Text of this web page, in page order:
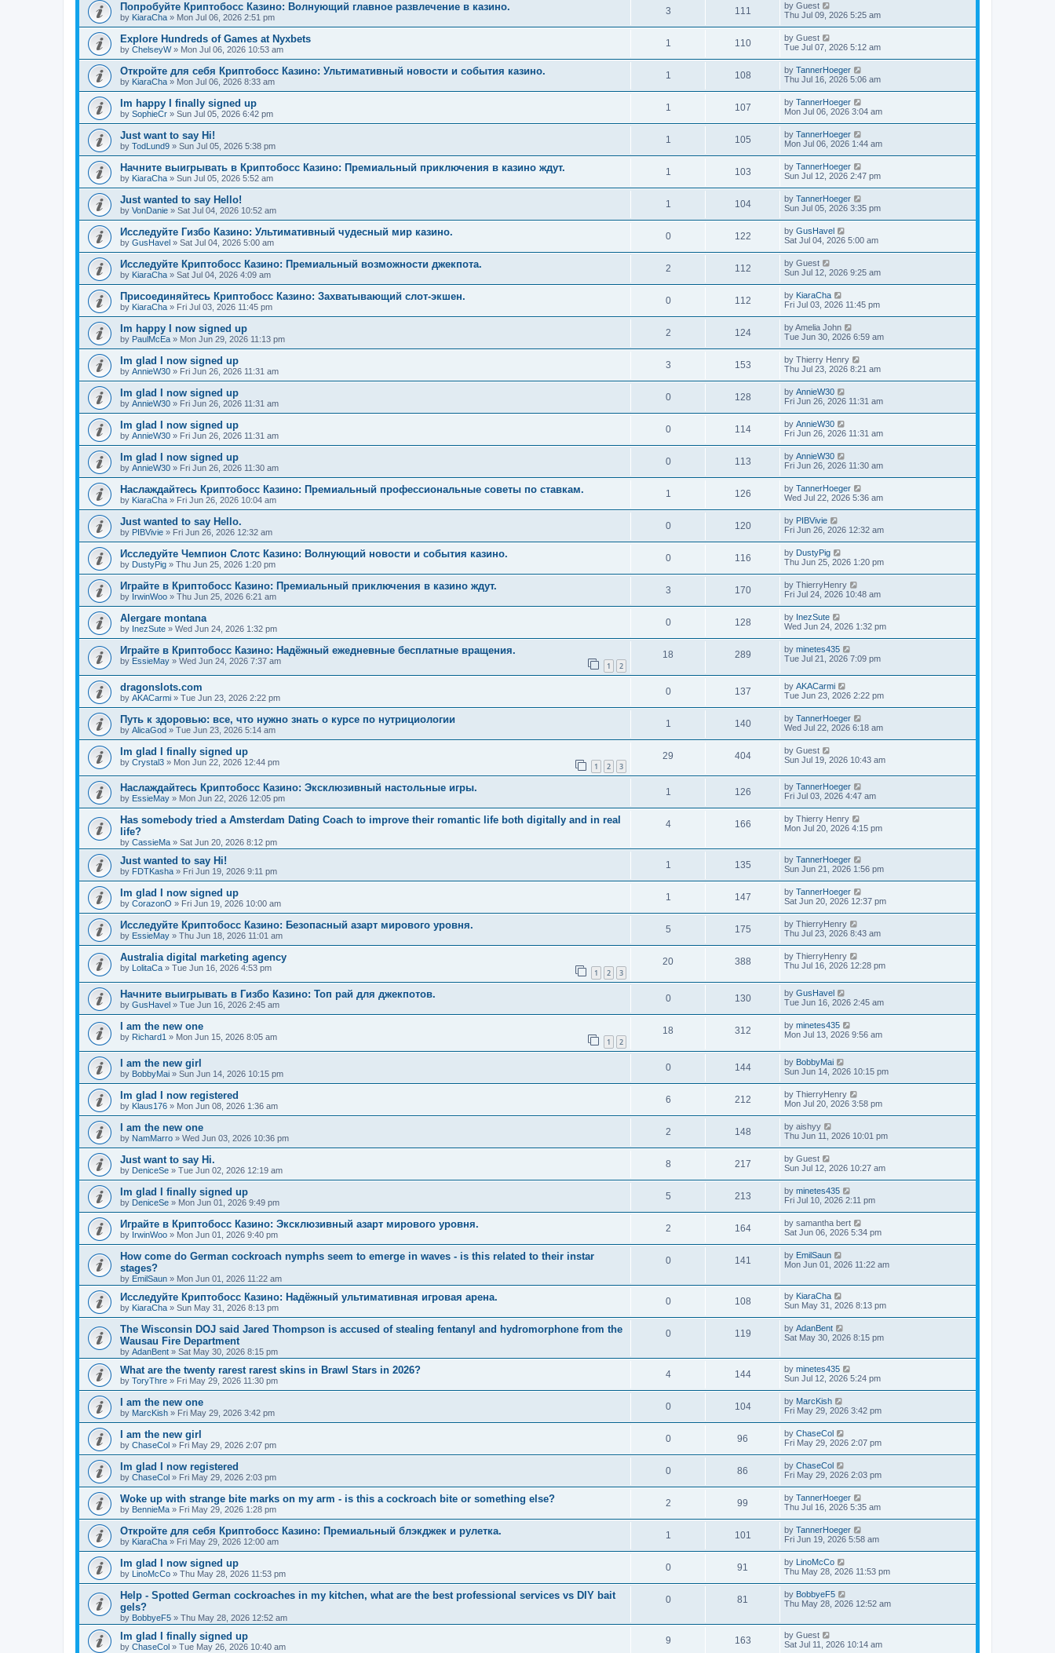
Попробуйте Криптобосс Казино: Волнующий главное развлечение в казино.
by KiaraCha » Mon Jul 06, 2026 2:51 pm
3 111 by Guest
Thu Jul 09, 2026 5:25 am
Explore Hundreds of Games at Nyxbets
by ChelseyW» Mon Jul 06, 2026 10:53 am
1 110 by Guest
Tue Jul 07, 2026 5:12 am
Откройте для себя Криптобосс Казино: Ультимативный новости и события казино.
by KiaraCha » Mon Jul 06, 2026 8:33 am
1 108 by TannerHoeger
Thu Jul 16, 2026 5:06 am
Im happy I finally signed up
by SophieCr » Sun Jul 05, 2026 6:42 pm
1 107 by TannerHoeger
Mon Jul 06, 2026 3:04 am
Just want to say Hi!
by TodLund9 » Sun Jul 05, 2026 5:38 pm
1 105 by TannerHoeger
Mon Jul 06, 2026 1:44 am
Начните выигрывать в Криптобосс Казино: Премиальный приключения в казино ждут.
by KiaraCha » Sun Jul 05, 2026 5:52 am
1 103 by TannerHoeger
Sun Jul 12, 2026 2:47 pm
Just wanted to say Hello!
by VonDanie » Sat Jul 04, 2026 10:52 am
1 104 by TannerHoeger
Sun Jul 05, 2026 3:35 pm
Исследуйте Гизбо Казино: Ультимативный чудесный мир казино.
by GusHavel » Sat Jul 04, 2026 5:00 am
0 122 by GusHavel
Sat Jul 04, 2026 5:00 am
Исследуйте Криптобосс Казино: Премиальный возможности джекпота.
by KiaraCha » Sat Jul 04, 2026 4:09 am
2 112 by Guest
Sun Jul 12, 2026 9:25 am
Присоединяйтесь Криптобосс Казино: Захватывающий слот-экшен.
by KiaraCha » Fri Jul 03, 2026 11:45 pm
0 112 by KiaraCha
Fri Jul 03, 2026 11:45 pm
Im happy I now signed up
by PaulMcEa » Mon Jun 29, 2026 11:13 pm
2 124 byAmelia John
Tue Jun 30, 2026 6:59 am
Im glad I now signed up
by AnnieW30 » Fri Jun 26, 2026 11:31 am
3 153 by Thierry Henry
Thu Jul 23, 2026 8:21 am
Im glad I now signed up
by AnnieW30 » Fri Jun 26, 2026 11:31 am
0 128 by AnnieW30
Fri Jun 26, 2026 11:31 am
Im glad I now signed up
by AnnieW30 » Fri Jun 26, 2026 11:31 am
0 114 by AnnieW30
Fri Jun 26, 2026 11:31 am
Im glad I now signed up
by AnnieW30 » Fri Jun 26, 2026 11:30 am
0 113 by AnnieW30
Fri Jun 26, 2026 11:30 am
Наслаждайтесь Криптобосс Казино: Премиальный профессиональные советы по ставкам.
by KiaraCha » Fri Jun 26, 2026 10:04 am
1 126 by TannerHoeger
Wed Jul 22, 2026 5:36 am
Just wanted to say Hello.
by PIBVivie » Fri Jun 26, 2026 12:32 am
0 120 by PIBVivie
Fri Jun 26, 2026 12:32 am
Исследуйте Чемпион Слотс Казино: Волнующий новости и события казино.
by DustyPig » Thu Jun 25, 2026 1:20 pm
0 116 by DustyPig
Thu Jun 25, 2026 1:20 pm
Играйте в Криптобосс Казино: Премиальный приключения в казино ждут.
by IrwinWoo » Thu Jun 25, 2026 6:21 am
3 170 by ThierryHenry
Fri Jul 24, 2026 10:48 am
Alergare montana
by InezSute » Wed Jun 24, 2026 1:32 pm
0 128 by InezSute
Wed Jun 24, 2026 1:32 pm
Играйте в Криптобосс Казино: Надёжный ежедневные бесплатные вращения.
by EssieMay » Wed Jun 24, 2026 7:37 am 1 2
18 289 by minetes435
Tue Jul 21, 2026 7:09 pm
dragonslots.com
by AKACarmi » Tue Jun 23, 2026 2:22 pm
0 137 by AKACarmi
Tue Jun 23, 2026 2:22 pm
Путь к здоровью: все, что нужно знать о курсе по нутрициологии
by AlicaGod » Tue Jun 23, 2026 5:14 am
1 140 by TannerHoeger
Wed Jul 22, 2026 6:18 am
Im glad I finally signed up
by Crystal3 » Mon Jun 22, 2026 12:44 pm 1 2 3
29 404 by Guest
Sun Jul 19, 2026 10:43 am
Наслаждайтесь Криптобосс Казино: Эксклюзивный настольные игры.
by EssieMay » Mon Jun 22, 2026 12:05 pm
1 126 by TannerHoeger
Fri Jul 03, 2026 4:47 am
Has somebody tried a Amsterdam Dating Coach to improve their romantic life both digitally and in real
life?
by CassieMa » Sat Jun 20, 2026 8:12 pm
4 166 by Thierry Henry
Mon Jul 20, 2026 4:15 pm
Just wanted to say Hi!
by FDTKasha » Fri Jun 19, 2026 9:11 pm
1 135 by TannerHoeger
Sun Jun 21, 2026 1:56 pm
Im glad I now signed up
by CorazonO » Fri Jun 19, 2026 10:00 am
1 147 by TannerHoeger
Sat Jun 20, 2026 12:37 pm
Исследуйте Криптобосс Казино: Безопасный азарт мирового уровня.
by EssieMay » Thu Jun 18, 2026 11:01 am
5 175 by ThierryHenry
Thu Jul 23, 2026 8:43 am
Australia digital marketing agency
by LolitaCa » Tue Jun 16, 2026 4:53 pm 1 2 3
20 388 by ThierryHenry
Thu Jul 16, 2026 12:28 pm
Начните выигрывать в Гизбо Казино: Топ рай для джекпотов.
by GusHavel » Tue Jun 16, 2026 2:45 am
0 130 by GusHavel
Tue Jun 16, 2026 2:45 am
I am the new one
by Richard1 » Mon Jun 15, 2026 8:05 am 1 2
18 312 by minetes435
Mon Jul 13, 2026 9:56 am
I am the new girl
by BobbyMai » Sun Jun 14, 2026 10:15 pm
0 144 by BobbyMai
Sun Jun 14, 2026 10:15 pm
Im glad I now registered
by Klaus176 » Mon Jun 08, 2026 1:36 am
6 212 by ThierryHenry
Mon Jul 20, 2026 3:58 pm
I am the new one
by NamMarro » Wed Jun 03, 2026 10:36 pm
2 148 by aishyy
Thu Jun 11, 2026 10:01 pm
Just want to say Hi.
by DeniceSe » Tue Jun 02, 2026 12:19 am
8 217 by Guest
Sun Jul 12, 2026 10:27 am
Im glad I finally signed up
by DeniceSe » Mon Jun 01, 2026 9:49 pm
5 213 by minetes435
Fri Jul 10, 2026 2:11 pm
Играйте в Криптобосс Казино: Эксклюзивный азарт мирового уровня.
by IrwinWoo » Mon Jun 01, 2026 9:40 pm
2 164 by samantha bert
Sat Jun 06, 2026 5:34 pm
How come do German cockroach nymphs seem to emerge in waves - is this related to their instar
stages?
by EmilSaun » Mon Jun 01, 2026 11:22 am
0 141 by EmilSaun
Mon Jun 01, 2026 11:22 am
Исследуйте Криптобосс Казино: Надёжный ультимативная игровая арена.
by KiaraCha » Sun May 31, 2026 8:13 pm
0 108 by KiaraCha
Sun May 31, 2026 8:13 pm
The Wisconsin DOJ said Jared Thompson is accused of stealing fentanyl and hydromorphone from the
Wausau Fire Department
by AdanBent » Sat May 30, 2026 8:15 pm
0 119 by AdanBent
Sat May 30, 2026 8:15 pm
What are the twenty rarest rarest skins in Brawl Stars in 2026?
by ToryThre » Fri May 29, 2026 11:30 pm
4 144 by minetes435
Sun Jul 12, 2026 5:24 pm
I am the new one
by MarcKish » Fri May 29, 2026 3:42 pm
0 104 by MarcKish
Fri May 29, 2026 3:42 pm
I am the new girl
by ChaseCol » Fri May 29, 2026 2:07 pm
0 96 by ChaseCol
Fri May 29, 2026 2:07 pm
Im glad I now registered
by ChaseCol » Fri May 29, 2026 2:03 pm
0 86 by ChaseCol
Fri May 29, 2026 2:03 pm
Woke up with strange bite marks on my arm - is this a cockroach bite or something else?
by BennieMa » Fri May 29, 2026 1:28 pm
2 99 by TannerHoeger
Thu Jul 16, 2026 5:35 am
Откройте для себя Криптобосс Казино: Премиальный блэкджек и рулетка.
by KiaraCha » Fri May 29, 2026 12:00 am
1 101 by TannerHoeger
Fri Jun 19, 2026 5:58 am
Im glad I now signed up
by LinoMcCo » Thu May 28, 2026 11:53 pm
0 91 by LinoMcCo
Thu May 28, 2026 11:53 pm
Help - Spotted German cockroaches in my kitchen, what are the best professional services vs DIY bait
gels?
by BobbyeF5 » Thu May 28, 2026 12:52 am
0 81 by BobbyeF5
Thu May 28, 2026 12:52 am
Im glad I finally signed up
by ChaseCol » Tue May 26, 2026 10:40 am
9 163 by Guest
Sat Jul 11, 2026 10:14 am